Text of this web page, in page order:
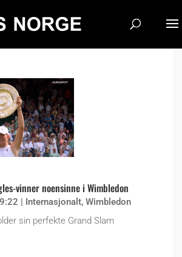
vinner noensinne i Wimbledon
Internasjonalt, Wimbledon
sin perfekte Grand Slam